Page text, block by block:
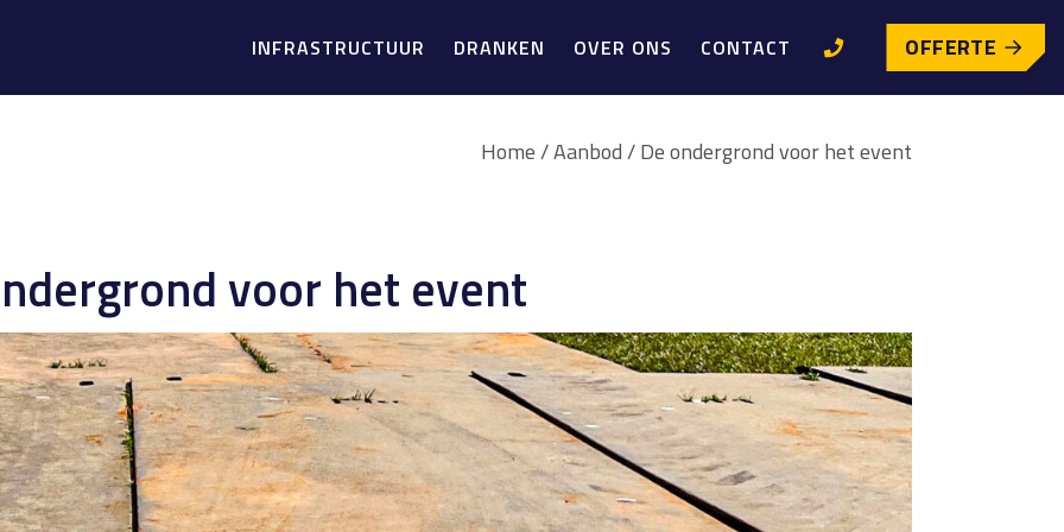
INFRASTRUCTUUR DRANKEN OVER ONS CONTACT OFFERTE
Home/Aanbod/De ondergrond voor het event
voor het event